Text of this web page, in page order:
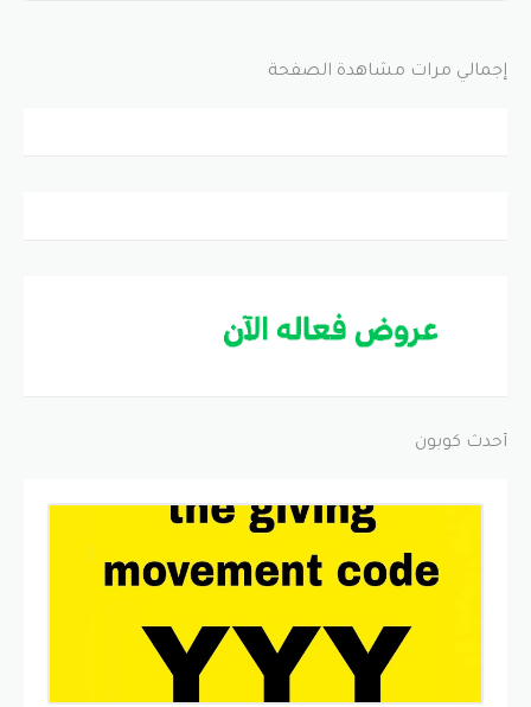
إجمالي مرات مشاهدة الصفحة
أحدث كوبون